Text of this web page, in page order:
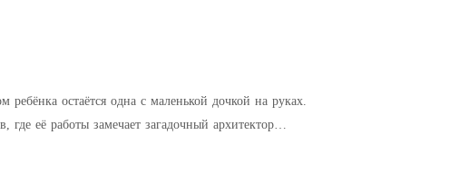
остаётся одна с маленькой дочкой на руках.
её работы замечает загадочный архитектор